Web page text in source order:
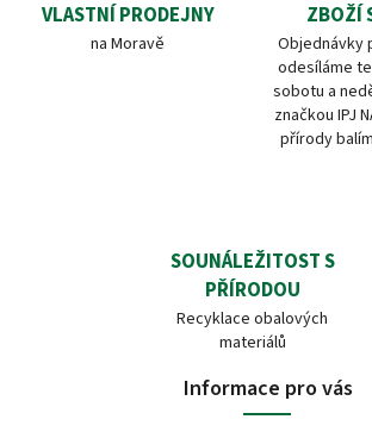
VLASTNÍ PRODEJNY
na Moravě
ZBOŽÍ
Objednávky
odesíláme
sobotu a
značkou IPJ
přírody
SOUNÁLEŽITOST S
PŘÍRODOU
Recyklace obalových
materiálů
Informace pro vás